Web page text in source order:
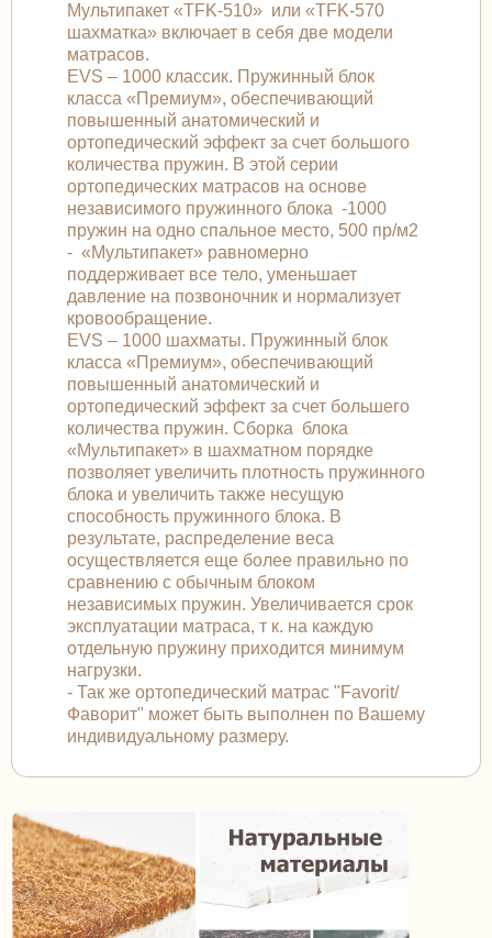
Мультипакет «TFK-510» или «TFK-570
шахматка» включает в себя две модели
матрасов.
EVS – 1000 классик. Пружинный блок
класса «Премиум», обеспечивающий
повышенный анатомический и
ортопедический эффект за счет большого
количества пружин. В этой серии
ортопедических матрасов на основе
независимого пружинного блока -1000
пружин на одно спальное место, 500 пр/м2
- «Мультипакет» равномерно
поддерживает все тело, уменьшает
давление на позвоночник и нормализует
кровообращение.
EVS – 1000 шахматы. Пружинный блок
класса «Премиум», обеспечивающий
повышенный анатомический и
ортопедический эффект за счет большего
количества пружин. Сборка блока
«Мультипакет» в шахматном порядке
позволяет увеличить плотность пружинного
блока и увеличить также несущую
способность пружинного блока. В
результате, распределение веса
осуществляется еще более правильно по
сравнению с обычным блоком
независимых пружин. Увеличивается срок
эксплуатации матраса, т к. на каждую
отдельную пружину приходится минимум
нагрузки.
- Так же ортопедический матрас "Favorit/
Фаворит" может быть выполнен по Вашему
индивидуальному размеру.